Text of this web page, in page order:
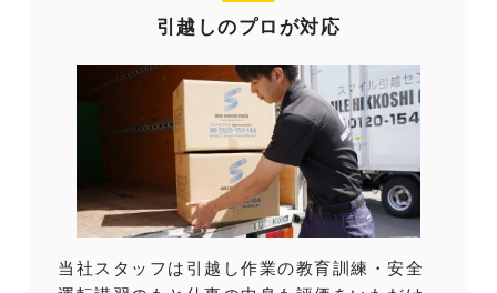
引越しのプロが対応
当社スタッフは引越し作業の教育訓練・安全